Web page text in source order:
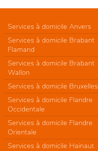
Services à domicile Anvers
Services à domicile Brabant
Flamand
Services à domicile Brabant
Wallon
Services à domicile Bruxelles
Services à domicile Flandre
Occidentale
Services à domicile Flandre
Orientale
Services à domicile Hainaut